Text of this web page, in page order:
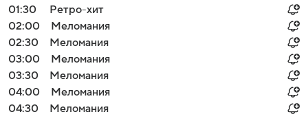
01:30
Ретро-хит
02:00
Меломания
02:30
Меломания
03:00
Меломания
03:30
Меломания
04:00
Меломания
04:30
Меломания